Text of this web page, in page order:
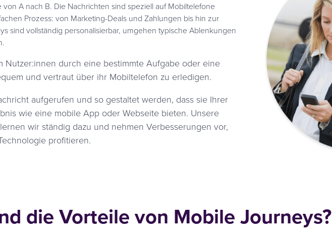
A nach B. Die Nachrichten sind speziell auf Mobiltelefone
Prozess: von Marketing-Deals und Zahlungen bis hin zur
sind vollständig personalisierbar, umgehen typische Ablenkungen
durch eine bestimmte Aufgabe oder eine
und vertraut über ihr Mobiltelefon zu erledigen.
aufgerufen und so gestaltet werden, dass sie Ihrer
wie eine mobile App oder Webseite bieten. Unsere
wir ständig dazu und nehmen Verbesserungen vor,
profitieren.
die Vorteile von Mobile Journeys?